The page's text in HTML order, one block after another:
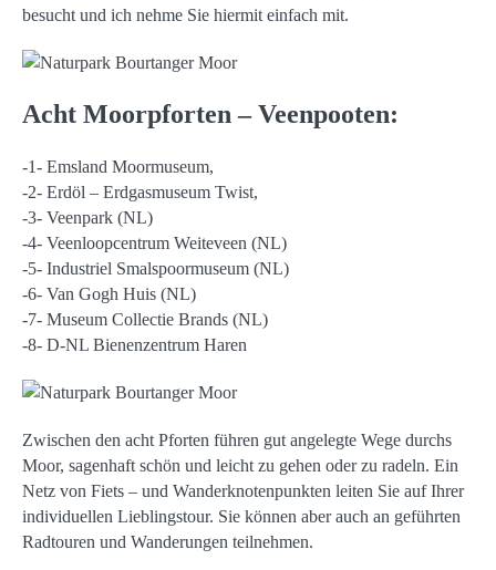
besucht und ich nehme Sie hiermit einfach mit.
Acht Moorpforten – Veenpooten:
-1- Emsland Moormuseum,
-2- Erdöl – Erdgasmuseum Twist,
-3- Veenpark (NL)
-4- Veenloopcentrum Weiteveen (NL)
-5- Industriel Smalspoormuseum (NL)
-6- Van Gogh Huis (NL)
-7- Museum Collectie Brands (NL)
-8- D-NL Bienenzentrum Haren
Zwischen den acht Pforten führen gut angelegte Wege durchs
Moor, sagenhaft schön und leicht zu gehen oder zu radeln. Ein
Netz von Fiets – und Wanderknotenpunkten leiten Sie auf Ihrer
individuellen Lieblingstour. Sie können aber auch an geführten
Radtouren und Wanderungen teilnehmen.